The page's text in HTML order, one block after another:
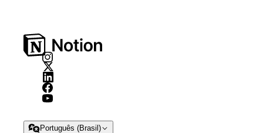
Português (Brasil)